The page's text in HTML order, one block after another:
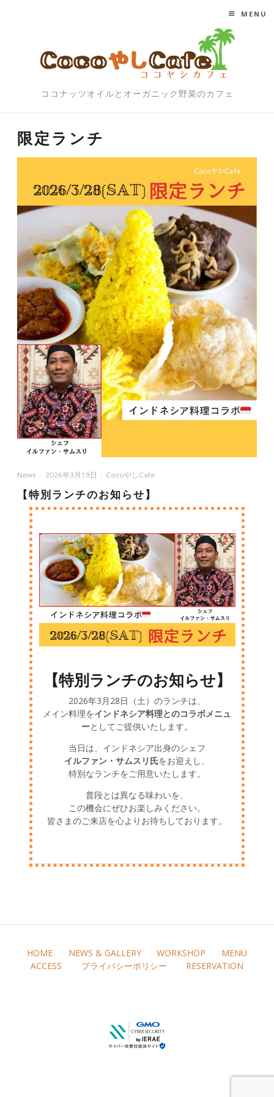
ココナッツオイルとオーガニック野菜のカフェ
MENU
限定ランチ
News 2026年3月19日 CocoやしCafe
【特別ランチのお知らせ】
【特別ランチのお知らせ】
2026年3月28日（土）のランチは、
メイン料理をインドネシア料理とのコラボメニュ
ーとしてご提供いたします。
当日は、インドネシア出身のシェフ
イルファン・サムスリ氏をお迎えし、
特別なランチをご用意いたします。
普段とは異なる味わいを、
この機会にぜひお楽しみください。
皆さまのご来店を心よりお待ちしております。
HOME NEWS & GALLERY WORKSHOP
MENU
ACCESS
プライバシーポリシー RESERVATION